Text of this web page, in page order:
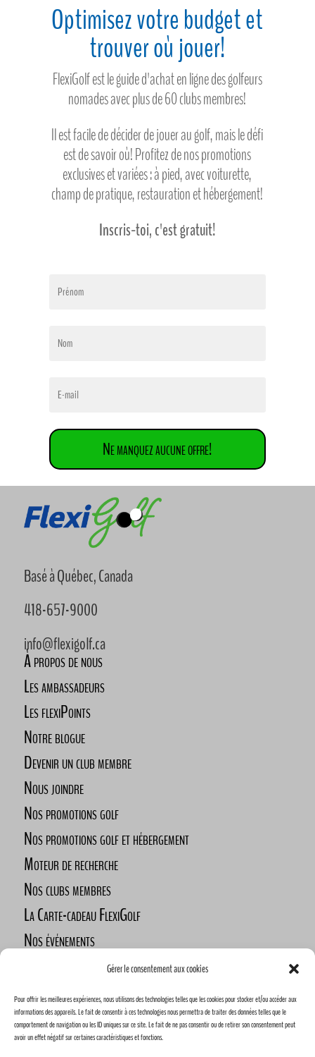
Gérer le consentement aux cookies
Pour offrir les meilleures expériences, nous utilisons des technologies telles que les cookies pour stocker et/ou accéder aux
informations des appareils. Le fait de consentir à ces technologies nous permettra de traiter des données telles que le
comportement de navigation ou les ID uniques sur ce site. Le fait de ne pas consentir ou de retirer son consentement peut
avoir un effet négatif sur certaines caractéristiques et fonctions.
Optimisez votre budget et
trouver où jouer!
FlexiGolf est le guide d'achat en ligne des golfeurs
nomades avec plus de 60 clubs membres!
Il est facile de décider de jouer au golf, mais le défi
est de savoir où! Profitez de nos promotions
exclusives et variées : à pied, avec voiturette,
champ de pratique, restauration et hébergement!
Inscris-toi, c'est gratuit!
Ne manquez aucune offre!
Basé à Québec, Canada
418-657-9000
info@flexigolf.ca
À propos de nous
Les ambassadeurs
Les flexiPoints
Notre blogue
Devenir un club membre
Nous joindre
Nos promotions golf
Nos promotions golf et hébergement
Moteur de recherche
Nos clubs membres
La Carte-cadeau FlexiGolf
Nos événements
Défi des golfeurs nomades
Nos commanditaires
Devenez commanditaire